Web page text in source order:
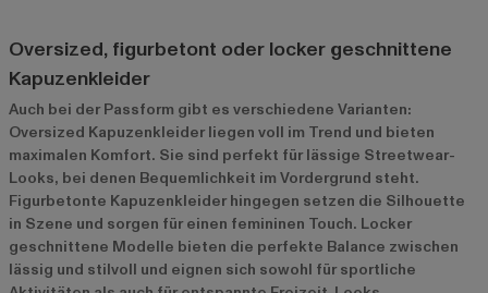
Oversized, figurbetont oder locker geschnittene
Kapuzenkleider
Auch bei der Passform gibt es verschiedene Varianten:
Oversized Kapuzenkleider liegen voll im Trend und bieten
maximalen Komfort. Sie sind perfekt für lässige Streetwear-
Looks, bei denen Bequemlichkeit im Vordergrund steht.
Figurbetonte Kapuzenkleider hingegen setzen die Silhouette
in Szene und sorgen für einen femininen Touch. Locker
geschnittene Modelle bieten die perfekte Balance zwischen
lässig und stilvoll und eignen sich sowohl für sportliche